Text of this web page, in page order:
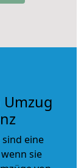
eine
sie